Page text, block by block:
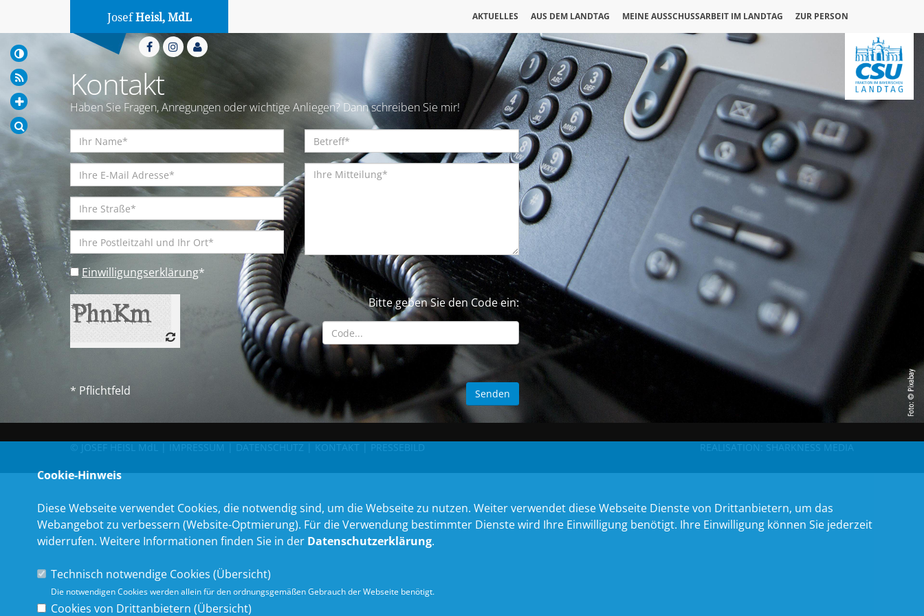
JosefHeisl, MdL AKTUELLES AUS DEM LANDTAG MEINE AUSSCHUSSARBEIT IM LANDTAG ZUR PERSON
Kontakt
Haben Sie Fragen, Anregungen oder wichtige Anliegen? Dann schreiben Sie mir!
Einwilligungserklärung*
Bitte geben Sie den Code ein:
* Pflichtfeld
© JOSEF HEISL MdL | IMPRESSUM DATENSCHUTZ KONTAKT PRESSEBILD REALISATION: SHARKNESS MEDIA
Cookie-Hinweis
Diese Webseite verwendet Cookies, die notwendig sind, um die Webseite zu nutzen. Weiter verwendet diese Webseite Dienste von Drittanbietern, um das
Webangebot zu verbessern (Website-Optmierung). Für die Verwendung bestimmter Dienste wird Ihre Einwilligung benötigt. Ihre Einwilligung können Sie jederzeit
widerrufen. Weitere Informationen finden Sie in der Datenschutzerklärung.
Technisch notwendige Cookies (Übersicht)
Die notwendigen Cookies werden allein für den ordnungsgemäßen Gebrauch der Webseite benötigt.
Cookies von Drittanbietern (Übersicht)